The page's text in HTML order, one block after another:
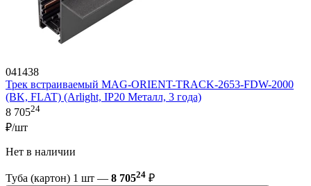
041438
Трек встраиваемый MAG-ORIENT-TRACK-2653-FDW-2000
(BK, FLAT) (Arlight, IP20 Металл, 3 года)
8 70524
₽/шт
Нет в наличии
Туба (картон) 1 шт — 8 70524 ₽